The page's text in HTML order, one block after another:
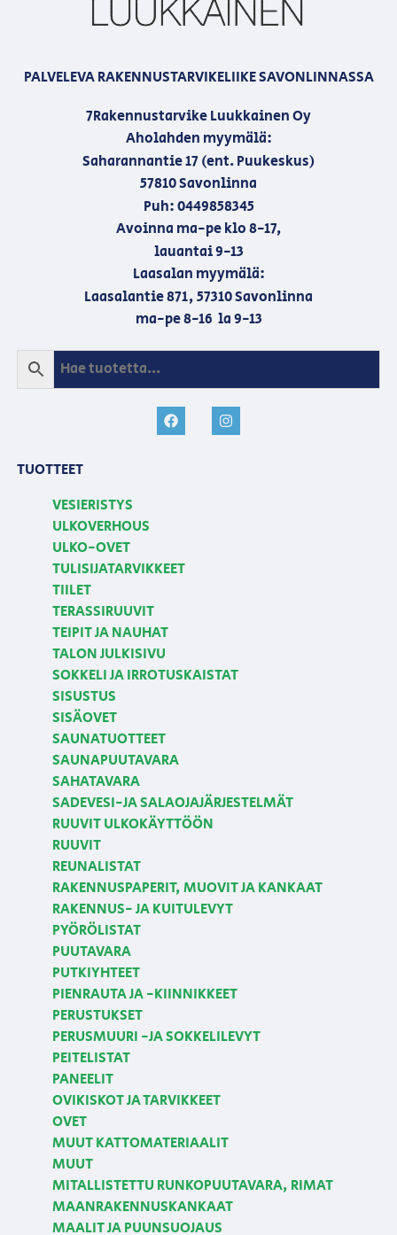
PALVELEVA RAKENNUSTARVIKELIIKE SAVONLINNASSA
7Rakennustarvike Luukkainen Oy
Aholahden myymälä:
Saharannantie 17 (ent. Puukeskus)
57810 Savonlinna
Puh: 0449858345
Avoinna ma-pe klo 8-17,
lauantai 9-13
Laasalan myymälä:
Laasalantie 871, 57310 Savonlinna
ma-pe 8-16 la 9-13
TUOTTEET
VESIERISTYS
ULKOVERHOUS
ULKO-OVET
TULISIJATARVIKKEET
TIILET
TERASSIRUUVIT
TEIPIT JA NAUHAT
TALON JULKISIVU
SOKKELI JA IRROTUSKAISTAT
SISUSTUS
SISÄOVET
SAUNATUOTTEET
SAUNAPUUTAVARA
SAHATAVARA
SADEVESI-JA SALAOJAJÄRJESTELMÄT
RUUVIT ULKOKÄYTTÖÖN
RUUVIT
REUNALISTAT
RAKENNUSPAPERIT, MUOVIT JA KANKAAT
RAKENNUS- JA KUITULEVYT
PYÖRÖLISTAT
PUUTAVARA
PUTKIYHTEET
PIENRAUTA JA -KIINNIKKEET
PERUSTUKSET
PERUSMUURI -JA SOKKELILEVYT
PEITELISTAT
PANEELIT
OVIKISKOT JA TARVIKKEET
OVET
MUUT KATTOMATERIAALIT
MUUT
MITALLISTETTU RUNKOPUUTAVARA, RIMAT
MAANRAKENNUSKANKAAT
MAALIT JA PUUNSUOJAUS